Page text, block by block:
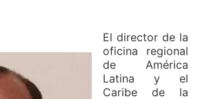
El director de la
oficina regional
de América
Latina y el
Caribe de la